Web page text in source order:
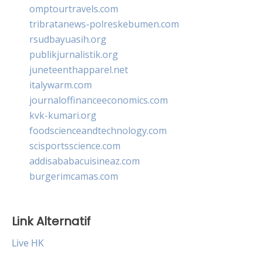
omptourtravels.com
tribratanews-polreskebumen.com
rsudbayuasih.org
publikjurnalistik.org
juneteenthapparel.net
italywarm.com
journaloffinanceeconomics.com
kvk-kumari.org
foodscienceandtechnology.com
scisportsscience.com
addisababacuisineaz.com
burgerimcamas.com
Link Alternatif
Live HK